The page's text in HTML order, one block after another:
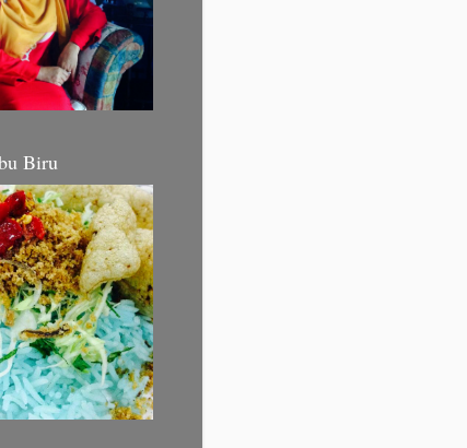
Biru